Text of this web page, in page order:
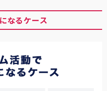
なるケース